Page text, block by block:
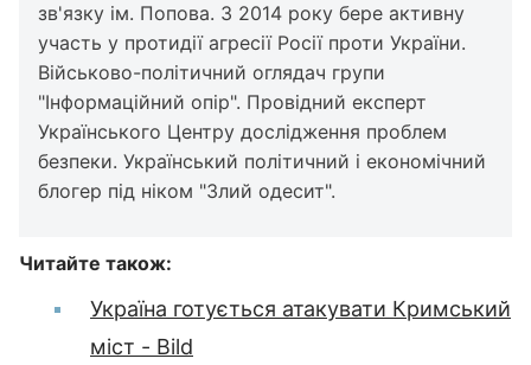
зв'язку ім. Попова. З 2014 року бере активну
участь у протидії агресії Росії проти України.
Військово-політичний оглядач групи
"Інформаційний опір". Провідний експерт
Українського Центру дослідження проблем
безпеки. Український політичний і економічний
блогер під ніком "Злий одесит".
Читайте також:
Україна готується атакувати Кримський
міст - Bild